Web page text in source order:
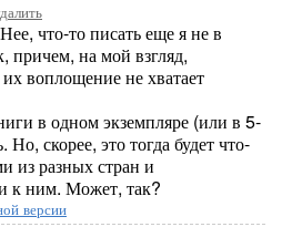
Нее, что-то писать еще я не в
причем, на мой взгляд,
воплощение не хватает
в одном экземпляре (или в 5-
скорее, это тогда будет что-
из разных стран и
к ним. Может, так?
версии